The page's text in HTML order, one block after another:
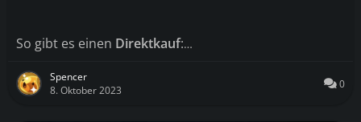
So gibt es einen Direktkauf:…
Spencer
8. Oktober 2023
0